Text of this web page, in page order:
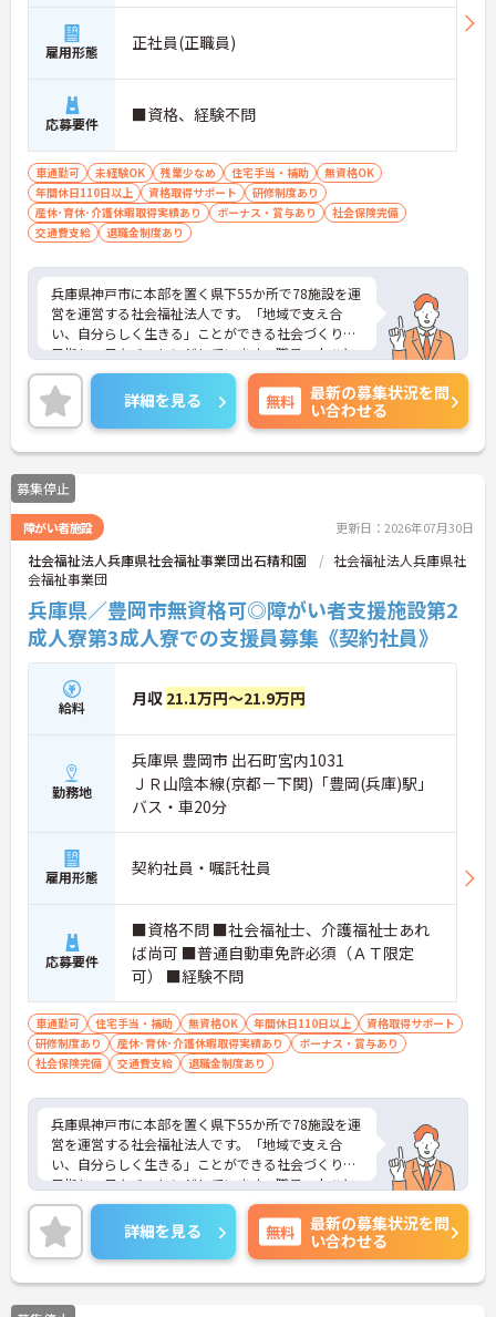
雇用形態 正社員(正職員)
応募要件 ■資格、経験不問
車通勤可 未経験OK 残業少なめ 住宅手当・補助
無資格OK
年間休日110日以上
資格取得サポート
研修制度あり
産休･育休･介護休暇取得実績あり
ボーナス・賞与あり
社会保険完備
交通費支給
退職金制度あり
兵庫県神戸市に本部を置く県下55か所で78施設を運
営を運営する社会福祉法人です。「地域で支え合
い、自分らしく生きる」ことができる社会づくりを
目指し、日々チャレンジしています。職員一人ひと
りも職員が、その能力を発揮できるような職場環境
づくりにも注力し、研修や自己研鑽のバックアップ
を整え、また職種の垣根を超えたチームワークを大
切に活気ある職場づくりを行なっています。ご興味
のある方には、面接対策ポイントなど、さらに詳細
をお話ししますのでお気軽にご相談ください！
詳細を見る 無料
最新の募集状況を問
い合わせる
募集停止
障がい者施設 更新日：2026年07月30日
社会福祉法人兵庫県社会福祉事業団出石精和園
社会福祉法人兵庫県社
会福祉事業団
兵庫県／豊岡市無資格可◎障がい者支援施設第2
成人寮第3成人寮での支援員募集《契約社員》
給料 月収 21.1万円～21.9万円
勤務地
兵庫県 豊岡市 出石町宮内1031
ＪＲ山陰本線(京都－下関)「豊岡(兵庫)駅」
バス・車20分
雇用形態 契約社員・嘱託社員
応募要件
■資格不問 ■社会福祉士、介護福祉士あれ
ば尚可 ■普通自動車免許必須（ＡＴ限定
可） ■経験不問
車通勤可 住宅手当・補助 無資格OK 年間休日110日以上
資格取得サポート
研修制度あり
産休･育休･介護休暇取得実績あり
ボーナス・賞与あり
社会保険完備
交通費支給 退職金制度あり
兵庫県神戸市に本部を置く県下55か所で78施設を運
営を運営する社会福祉法人です。「地域で支え合
い、自分らしく生きる」ことができる社会づくりを
目指し、日々チャレンジしています。職員一人ひと
りも職員が、その能力を発揮できるような職場環境
づくりにも注力し、研修や自己研鑽のバックアップ
を整え、また職種の垣根を超えたチームワークを大
切に活気ある職場づくりを行なっています。ご興味
のある方には、面接対策ポイントなど、さらに詳細
をお話ししますのでお気軽にご相談ください！
詳細を見る 無料
最新の募集状況を問
い合わせる